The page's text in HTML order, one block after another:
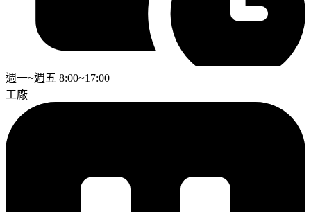
週一~週五 8:00~17:00
工廠